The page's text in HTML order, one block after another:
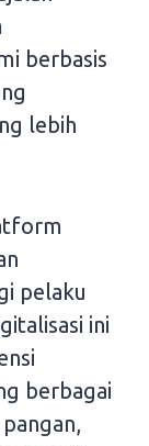
berbasis
lebih
pelaku
ini
berbagai